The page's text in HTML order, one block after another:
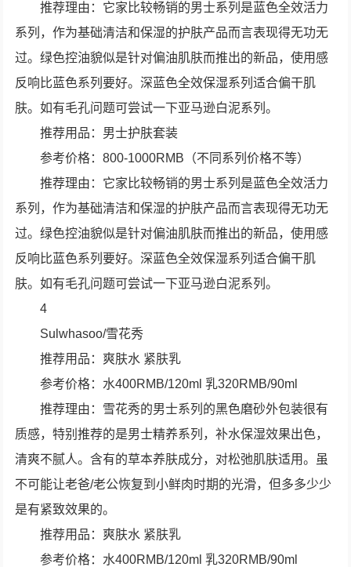
推荐理由：它家比较畅销的男士系列是蓝色全效活力
系列，作为基础清洁和保湿的护肤产品而言表现得无功无
过。绿色控油貌似是针对偏油肌肤而推出的新品，使用感
反响比蓝色系列要好。深蓝色全效保湿系列适合偏干肌
肤。如有毛孔问题可尝试一下亚马逊白泥系列。
推荐用品：男士护肤套装
参考价格：800-1000RMB（不同系列价格不等）
推荐理由：它家比较畅销的男士系列是蓝色全效活力
系列，作为基础清洁和保湿的护肤产品而言表现得无功无
过。绿色控油貌似是针对偏油肌肤而推出的新品，使用感
反响比蓝色系列要好。深蓝色全效保湿系列适合偏干肌
肤。如有毛孔问题可尝试一下亚马逊白泥系列。
4
Sulwhasoo/雪花秀
推荐用品：爽肤水 紧肤乳
参考价格：水400RMB/120ml 乳320RMB/90ml
推荐理由：雪花秀的男士系列的黑色磨砂外包装很有
质感，特别推荐的是男士精养系列，补水保湿效果出色，
清爽不腻人。含有的草本养肤成分，对松弛肌肤适用。虽
不可能让老爸/老公恢复到小鲜肉时期的光滑，但多多少少
是有紧致效果的。
推荐用品：爽肤水 紧肤乳
参考价格：水400RMB/120ml 乳320RMB/90ml